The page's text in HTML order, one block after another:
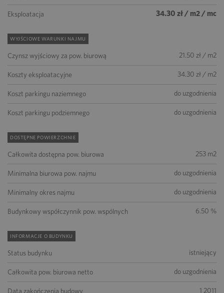
Eksploatacja 34.30 zł / m2 / mc
WYJŚCIOWE WARUNKI NAJMU
Czynsz wyjściowy za pow. biurową 21.50 zł / m2
Koszty eksploatacyjne 34.30 zł / m2
Koszt parkingu naziemnego do uzgodnienia
Koszt parkingu podziemnego do uzgodnienia
DOSTĘPNE POWIERZCHNIE
Całkowita dostępna pow. biurowa 253 m2
Minimalna biurowa pow. najmu do uzgodnienia
Minimalny okres najmu do uzgodnienia
Budynkowy współczynnik pow. wspólnych 6.50 %
INFORMACJE O BUDYNKU
Status budynku istniejący
Całkowita pow. biurowa netto do uzgodnienia
Data zakończenia budowy 1 2011